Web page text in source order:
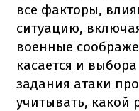
все факторы,
ситуацию,
военные
касается и
задания атаки
учитывать, какой